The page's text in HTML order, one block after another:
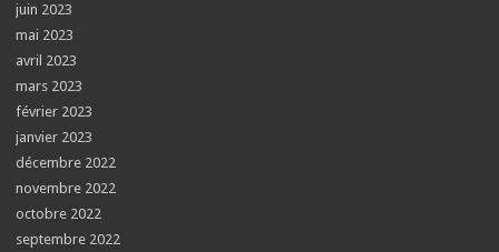
juin 2023
mai 2023
avril 2023
mars 2023
février 2023
janvier 2023
décembre 2022
novembre 2022
octobre 2022
septembre 2022